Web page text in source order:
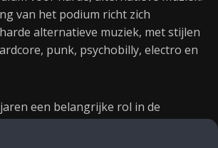
van het podium richt zich
alternatieve muziek, met stijlen
punk, psychobilly, electro en
een belangrijke rol in de